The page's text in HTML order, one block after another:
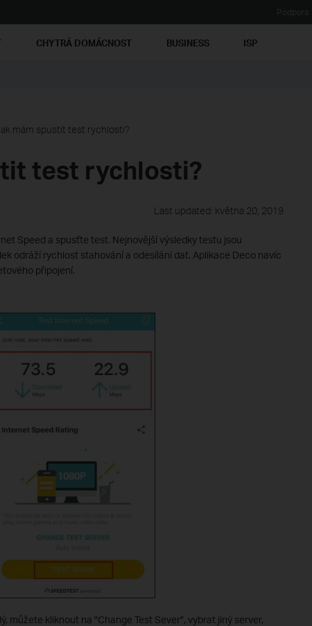
CHYTRÁ DOMÁCNOST BUSINESS ISP
mám spustit test rychlosti?
test rychlosti?
Last updated: května 20, 2019
Speed a spusťte test. Nejnovější výsledky testu jsou
odráží rychlost stahování a odesílání dat. Aplikace Deco navíc
připojení.
můžete kliknout na "Change Test Sever", vybrat jiný server,